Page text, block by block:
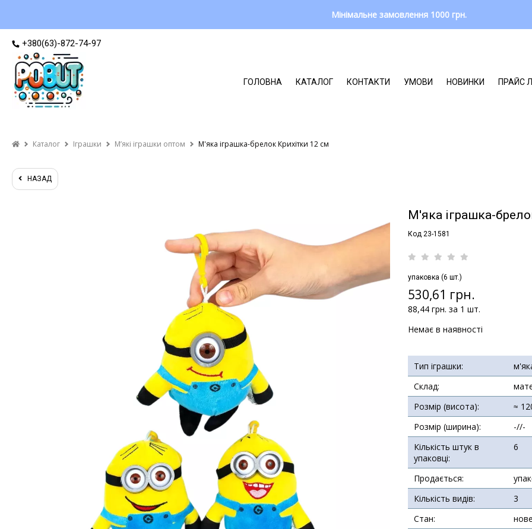
Мінімальне замовлення 1000 грн.
+380(63)-872-74-97
ГОЛОВНА КАТАЛОГ КОНТАКТИ УМОВИ НОВИНКИ ПРАЙС
Каталог Іграшки Мʼякі іграшки оптом М'яка іграшка-брелок Крихітки 12 см
НАЗАД
М'яка іграшка-
Код 23-1581
упаковка (6 шт.)
530,61 грн.
88,44 грн. за 1 шт.
Немає в наявності
Тип іграшки:
Склад:
Розмір (висота):
≈
Розмір (ширина):
-//-
Кількість штук в
упаковці:
6
Продається:
Кількість видів:
3
Стан:
нове